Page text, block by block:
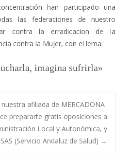
han participado una
las federaciones de nuestro
contra la erradicacion de la
contra la Mujer, con el lema:
imagina sufrirla»
afiliada de MERCADONA
prepararte gratis oposiciones a
Local y Autonómica, y
(Servicio Andaluz de Salud) →